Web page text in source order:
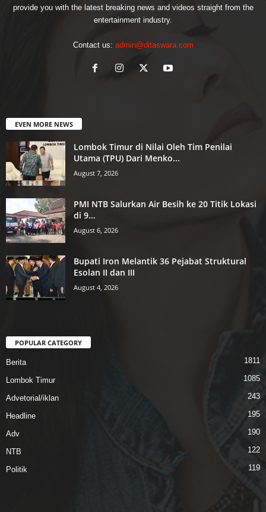
provide you with the latest breaking news and videos straight from the
entertainment industry.
Contact us: admin@ditaswara.com
EVEN MORE NEWS
Lombok Timur di Nilai Oleh Tim Penilai
Utama (TPU) Dari Menko...
August 7, 2026
PMI NTB Salurkan Air Besih ke 20 Titik Lokasi
di 9...
August 6, 2026
Bupati Iron Melantik 36 Pejabat Struktural
Esolan II dan III
August 4, 2026
POPULAR CATEGORY
Berita 1811
Lombok Timur 1085
Advetorial/iklan 243
Headline 195
Adv 190
NTB 122
Politik 119